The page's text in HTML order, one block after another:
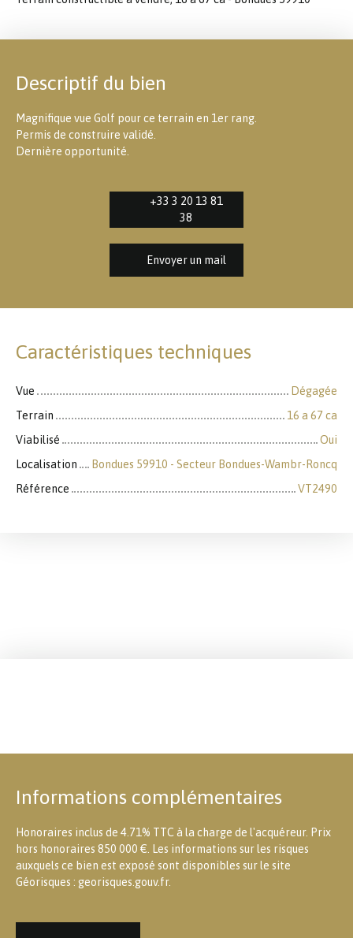
Descriptif du bien
Magnifique vue Golf pour ce terrain en 1er rang.
Permis de construire validé.
Dernière opportunité.
+33 3 20 13 81
38
Envoyer un mail
Caractéristiques techniques
Vue
Dégagée
Terrain
16 a 67 ca
Viabilisé
Oui
Localisation
Bondues 59910 - Secteur Bondues-Wambr-Roncq
Référence
VT2490
Informations complémentaires
Honoraires inclus de 4.71% TTC à la charge de l'acquéreur. Prix
hors honoraires 850 000 €. Les informations sur les risques
auxquels ce bien est exposé sont disponibles sur le site
Géorisques : georisques.gouv.fr.